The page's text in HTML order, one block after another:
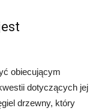
obiecującym
dotyczących jej
drzewny, który